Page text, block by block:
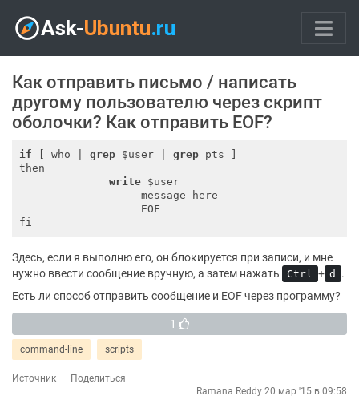
Как отправить письмо / написать
другому пользователю через скрипт
оболочки? Как отправить EOF?
if [ who | grep $user | grep pts ]
then
write $user
                   message here
                   EOF
Здесь, если я выполню его, он блокируется при записи, и мне
нужно ввести сообщение вручную, а затем нажать
Ctrl + d
.
Есть ли способ отправить сообщение и EOF через программу?
1
command-line scripts
Источник
Поделиться
Ramana Reddy 20 мар '15 в 09:58